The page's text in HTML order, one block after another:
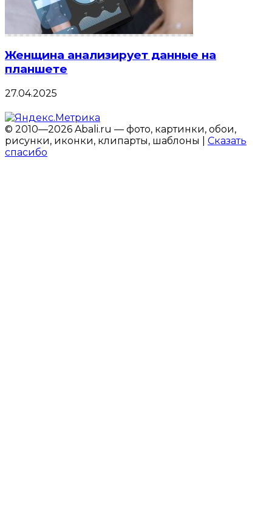
Женщина анализирует данные на
планшете
27.04.2025
© 2010—2026 Abali.ru — фото, картинки, обои,
рисунки, иконки, клипарты, шаблоны | Сказать
спасибо